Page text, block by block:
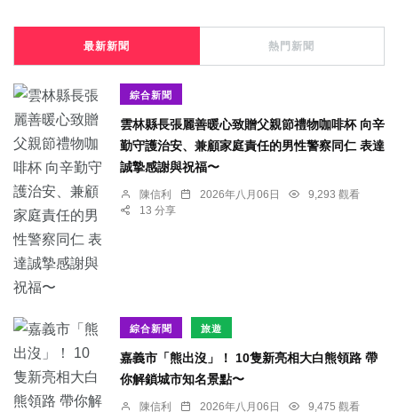
最新新聞 熱門新聞
綜合新聞
雲林縣長張麗善暖心致贈父親節禮物咖啡杯 向辛
勤守護治安、兼顧家庭責任的男性警察同仁 表達
誠摯感謝與祝福〜
陳信利 2026年八月06日
9,293 觀看
13 分享
綜合新聞 旅遊
嘉義市「熊出沒」！ 10隻新亮相大白熊領路 帶
你解鎖城市知名景點〜
陳信利 2026年八月06日
9,475 觀看